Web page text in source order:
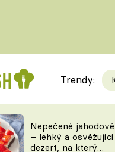
TEĎ VAŘÍ ŠÉF!
Trendy:
Nepečené
– lehký a osvěžující
dezert, na který